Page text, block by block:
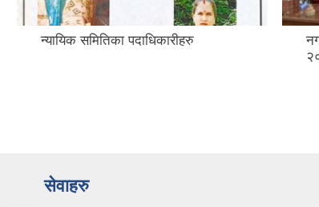
न्यायिक समितिका पदाधिकारीहरु
सेवाहरु